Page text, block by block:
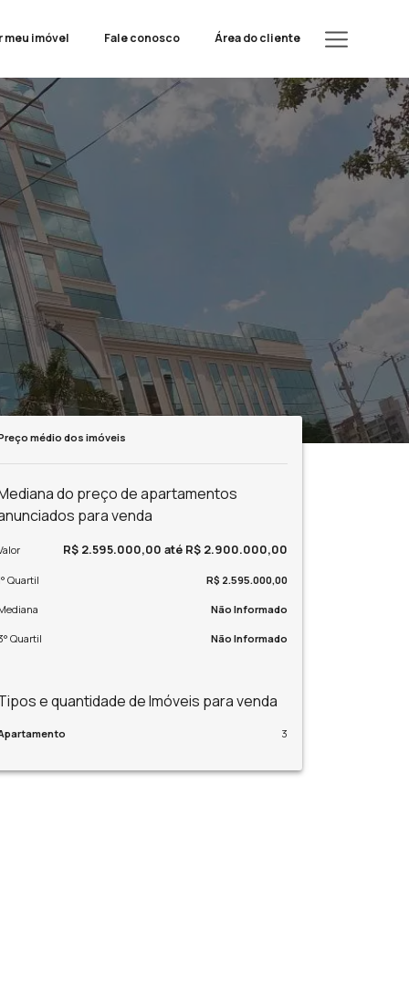
meu imóvel Fale conosco Área do cliente
médio dos imóveis
do preço de apartamentos
para venda
R$ 2.595.000,00 até R$ 2.900.000,00
Quartil R$ 2.595.000,00
Não Informado
Quartil Não Informado
e quantidade de Imóveis para venda
3